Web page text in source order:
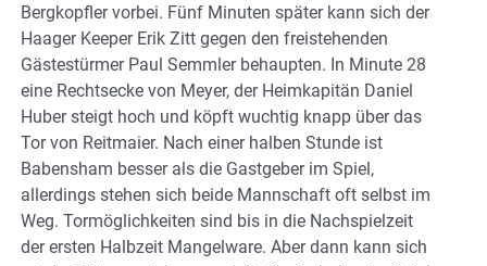
Bergkopfler vorbei. Fünf Minuten später kann sich der
Haager Keeper Erik Zitt gegen den freistehenden
Gästestürmer Paul Semmler behaupten. In Minute 28
eine Rechtsecke von Meyer, der Heimkapitän Daniel
Huber steigt hoch und köpft wuchtig knapp über das
Tor von Reitmaier. Nach einer halben Stunde ist
Babensham besser als die Gastgeber im Spiel,
allerdings stehen sich beide Mannschaft oft selbst im
Weg. Tormöglichkeiten sind bis in die Nachspielzeit
der ersten Halbzeit Mangelware. Aber dann kann sich